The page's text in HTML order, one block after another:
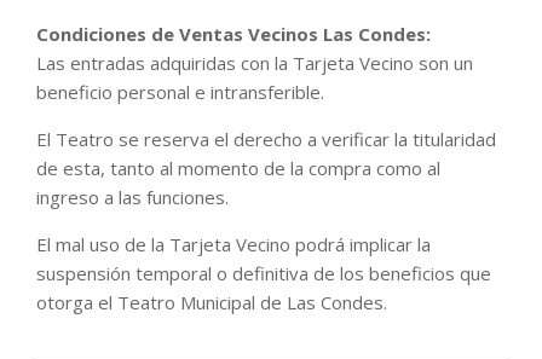
Condiciones de Ventas Vecinos Las Condes:
Las entradas adquiridas con la Tarjeta Vecino son un
beneficio personal e intransferible.
El Teatro se reserva el derecho a verificar la titularidad
de esta, tanto al momento de la compra como al
ingreso a las funciones.
El mal uso de la Tarjeta Vecino podrá implicar la
suspensión temporal o definitiva de los beneficios que
otorga el Teatro Municipal de Las Condes.